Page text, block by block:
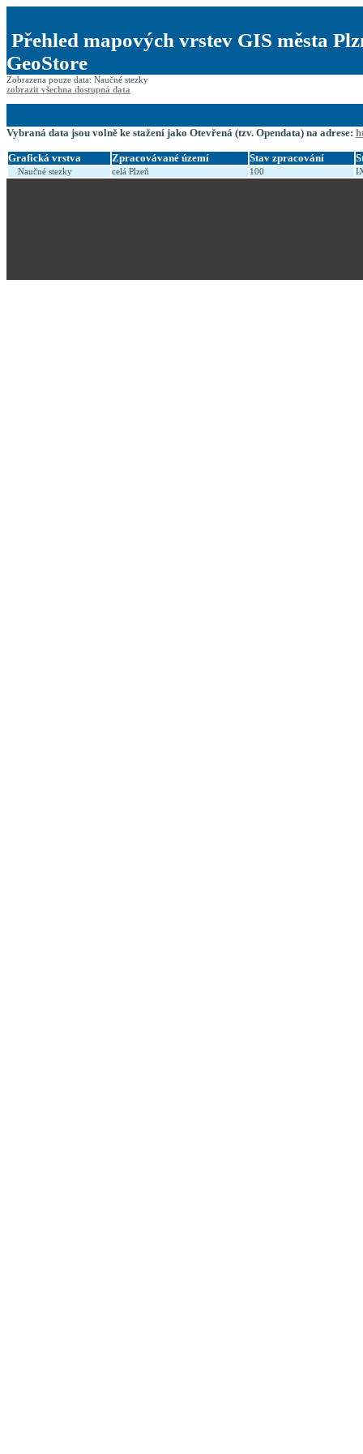
Přehled mapových vrstev GIS města
GeoStore
Zobrazena pouze data: Naučné stezky
zobrazit všechna dostupná data
Vybraná data jsou volně ke stažení jako Otevřená (tzv. Opendata) na adrese:
Grafická vrstva Zpracovávané území Stav zpracování
Naučné stezky celá Plzeň 100